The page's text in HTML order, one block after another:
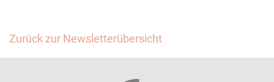
Zurück zur Newsletterübersicht